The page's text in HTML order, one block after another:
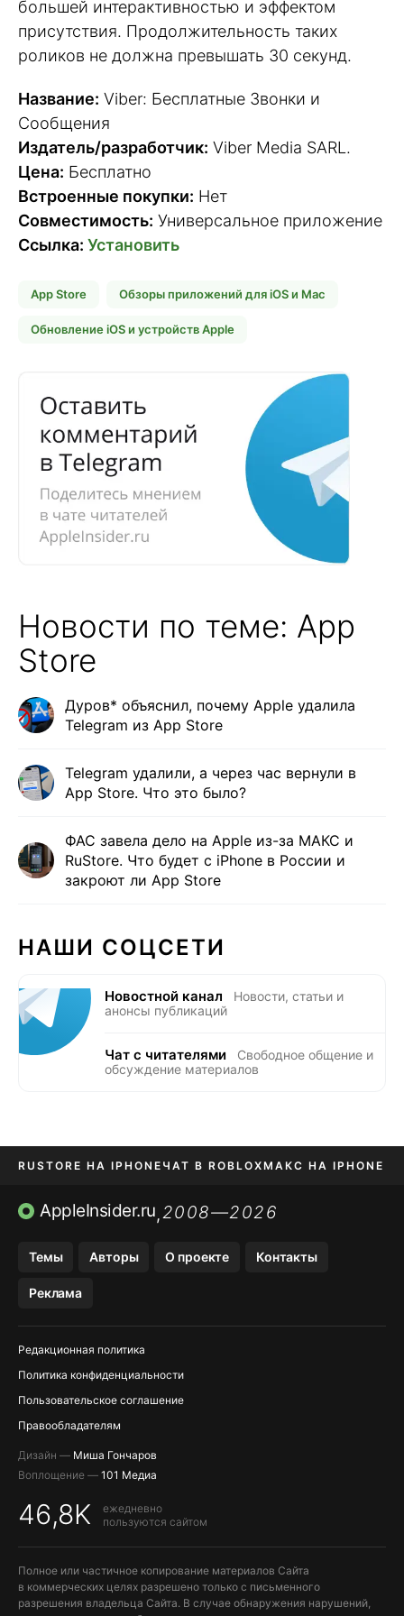
большей интерактивностью и эффектом
присутствия. Продолжительность таких
роликов не должна превышать 30 секунд.
Название: Viber: Бесплатные Звонки и
Сообщения
Издатель/разработчик: Viber Media SARL.
Цена: Бесплатно
Встроенные покупки: Нет
Совместимость: Универсальное приложение
Ссылка: Установить
App Store Обзоры приложений для iOS и Mac
Обновление iOS и устройств Apple
Новости по теме: App
Store
Дуров* объяснил, почему Apple удалила
Telegram из App Store
Telegram удалили, а через час вернули в
App Store. Что это было?
ФАС завела дело на Apple из-за МАКС и
RuStore. Что будет с iPhone в России и
закроют ли App Store
НАШИ СОЦСЕТИ
Новостной канал
Новости, статьи и
анонсы публикаций
Чат с читателями
Свободное общение и
обсуждение материалов
RUSTORE НА IPHONE ЧАТ В ROBLOXМАКС НА IPHONE
AVITO НА IPHONEВТБ ОНЛАЙН TIKTOK НА IPHONE
AppleInsider.ru,2008—2026
Темы Авторы О проекте Контакты
Реклама
Редакционная политика
Политика конфиденциальности
Пользовательское соглашение
Правообладателям
Дизайн — Миша Гончаров
Воплощение — 101 Медиа
46,8K
ежедневно
пользуются сайтом
Полное или частичное копирование материалов Сайта
в коммерческих целях разрешено только с письменного
разрешения владельца Сайта. В случае обнаружения нарушений,